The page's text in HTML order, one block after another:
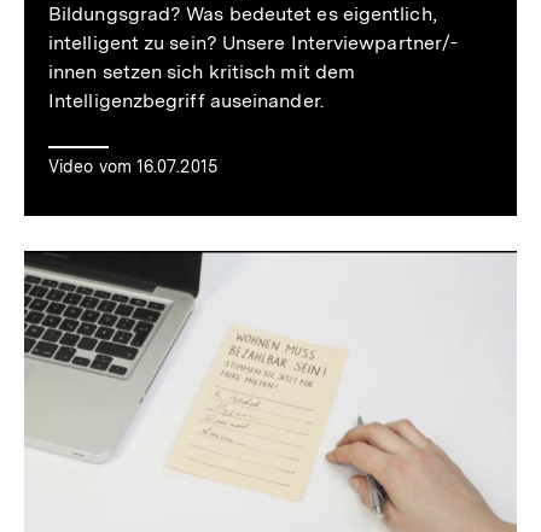
Bildungsgrad? Was bedeutet es eigentlich,
intelligent zu sein? Unsere Interviewpartner/-
innen setzen sich kritisch mit dem
Intelligenzbegriff auseinander.
Video vom 16.07.2015